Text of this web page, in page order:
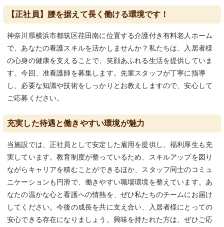
【正社員】腰を据えて長く働ける環境です！
神奈川県横浜市都筑区荏田南に位置する介護付き有料老人ホーム
で、あなたの看護スキルを活かしませんか？私たちは、入居者様
の心身の健康を支えることで、笑顔あふれる生活を提供していま
す。今回、准看護師を募集します。先輩スタッフが丁寧に指導
し、必要な知識や技術をしっかりとお教えしますので、安心して
ご応募ください。
充実した待遇と働きやすい環境が魅力
当施設では、正社員として安定した雇用を提供し、福利厚生も充
実しています。教育制度が整っているため、スキルアップを図り
ながらキャリアを積むことができるほか、スタッフ同士のコミュ
ニケーションも円滑で、働きやすい職場環境を整えています。あ
なたの温かな心と看護への情熱を、ぜひ私たちのチームにお届け
してください。今後の成長を共に支え合い、入居者様にとっての
安心できる存在になりましょう。興味を持たれた方は、ぜひご応